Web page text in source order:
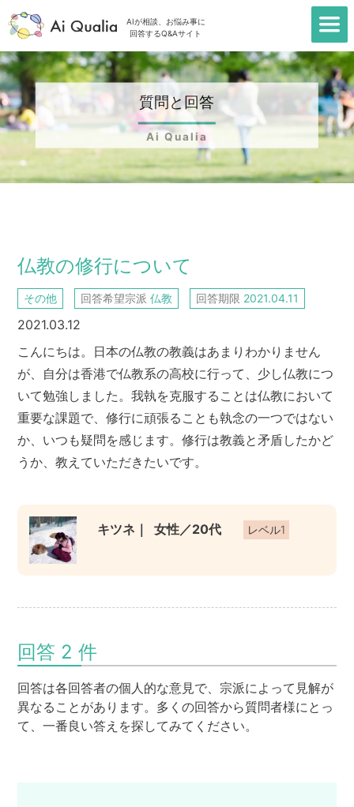
AIが相談、お悩み事に
回答するQ&Aサイト
質問と回答
Ai Qualia
質問一覧 ＞仏教の修行について
仏教の修行について
その他 回答希望宗派 仏教 回答期限 2021.04.11
2021.03.12
こんにちは。日本の仏教の教義はあまりわかりません
が、自分は香港で仏教系の高校に行って、少し仏教につ
いて勉強しました。我執を克服することは仏教において
重要な課題で、修行に頑張ることも執念の一つではない
か、いつも疑問を感じます。修行は教義と矛盾したかど
うか、教えていただきたいです。
キツネ｜ 女性／20代 レベル1
回答 2 件
回答は各回答者の個人的な意見で、宗派によって見解が
異なることがあります。多くの回答から質問者様にとっ
て、一番良い答えを探してみてください。